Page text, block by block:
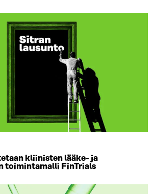
kliinisten lääke- ja
toimintamalli FinTrials